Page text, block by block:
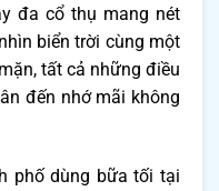
đa cổ thụ mang nét
biển trời cùng một
tất cả những điều
đến nhớ mãi không
phố dùng bữa tối tại